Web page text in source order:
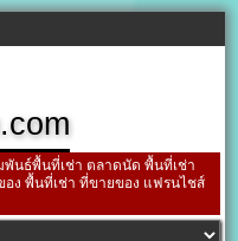
พันธ์พื้นที่เช่า ตลาดนัด พื้นที่เช่า
ง พื้นที่เช่า ที่ขายของ แฟรนไชส์